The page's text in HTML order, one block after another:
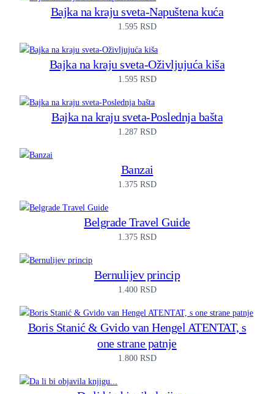
Bajka na kraju sveta-Napuštena kuća
1.595 RSD
Bajka na kraju sveta-Oživljujuća kiša
1.595 RSD
Bajka na kraju sveta-Poslednja bašta
1.287 RSD
Banzai
1.375 RSD
Belgrade Travel Guide
1.375 RSD
Bernulijev princip
1.400 RSD
Boris Stanić & Gvido van Hengel ATENTAT, s
one strane patnje
1.800 RSD